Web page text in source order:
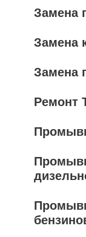
Замена
Замена
Замена
Ремонт